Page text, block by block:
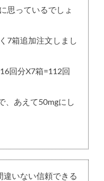
思っているでしょ
7箱追加注文しまし
回分X7箱=112回
、あえて50mgにし
違いない信頼できる